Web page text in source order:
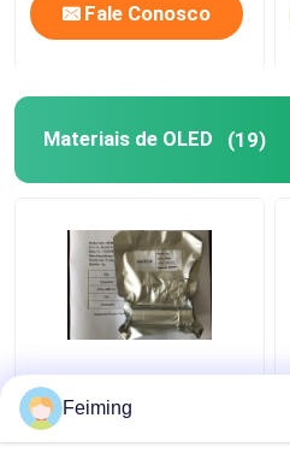
Fale Conosco
Materiais de OLED (19)
Os materiais HAT-CN
do minuto 99,5% OLED
da pureza amarelam o
Feiming